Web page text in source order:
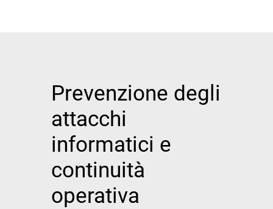
Prevenzione degli
attacchi
informatici e
continuità
operativa